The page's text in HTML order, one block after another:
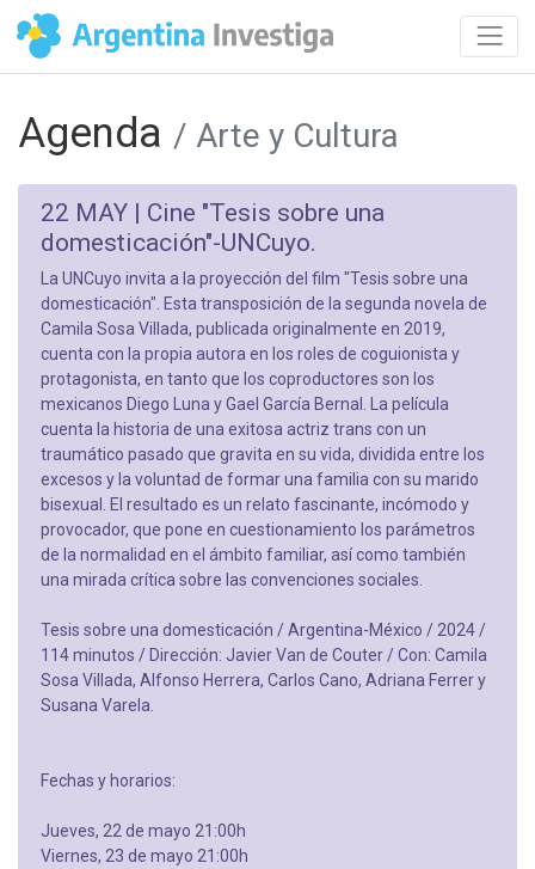
Agenda / Arte y Cultura
22 MAY | Cine "Tesis sobre una
domesticación"-UNCuyo.
La UNCuyo invita a la proyección del film "Tesis sobre una
domesticación". Esta transposición de la segunda novela de
Camila Sosa Villada, publicada originalmente en 2019,
cuenta con la propia autora en los roles de coguionista y
protagonista, en tanto que los coproductores son los
mexicanos Diego Luna y Gael García Bernal. La película
cuenta la historia de una exitosa actriz trans con un
traumático pasado que gravita en su vida, dividida entre los
excesos y la voluntad de formar una familia con su marido
bisexual. El resultado es un relato fascinante, incómodo y
provocador, que pone en cuestionamiento los parámetros
de la normalidad en el ámbito familiar, así como también
una mirada crítica sobre las convenciones sociales.
Tesis sobre una domesticación / Argentina-México / 2024 /
114 minutos / Dirección: Javier Van de Couter / Con: Camila
Sosa Villada, Alfonso Herrera, Carlos Cano, Adriana Ferrer y
Susana Varela.
Fechas y horarios:
Jueves, 22 de mayo 21:00h
Viernes, 23 de mayo 21:00h